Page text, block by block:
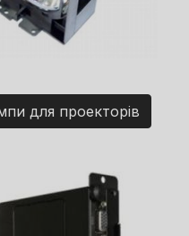
для проекторів